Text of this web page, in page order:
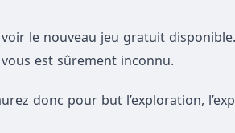
le nouveau jeu gratuit disponible.
est sûrement inconnu.
donc pour but l’exploration,